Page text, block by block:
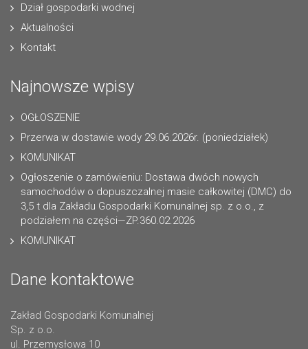
Dział gospodarki wodnej
Aktualności
Kontakt
Najnowsze wpisy
OGŁOSZENIE
Przerwa w dostawie wody 29.06.2026r. (poniedziałek)
KOMUNIKAT
Ogłoszenie o zamówieniu: Dostawa dwóch nowych
samochodów o dopuszczalnej masie całkowitej (DMC) do
3,5 t dla Zakładu Gospodarki Komunalnej sp. z o.o., z
podziałem na części—ZP.360.02.2026
KOMUNIKAT
Dane kontaktowe
Zakład Gospodarki Komunalnej
Sp. z o.o.
ul. Przemysłowa 10